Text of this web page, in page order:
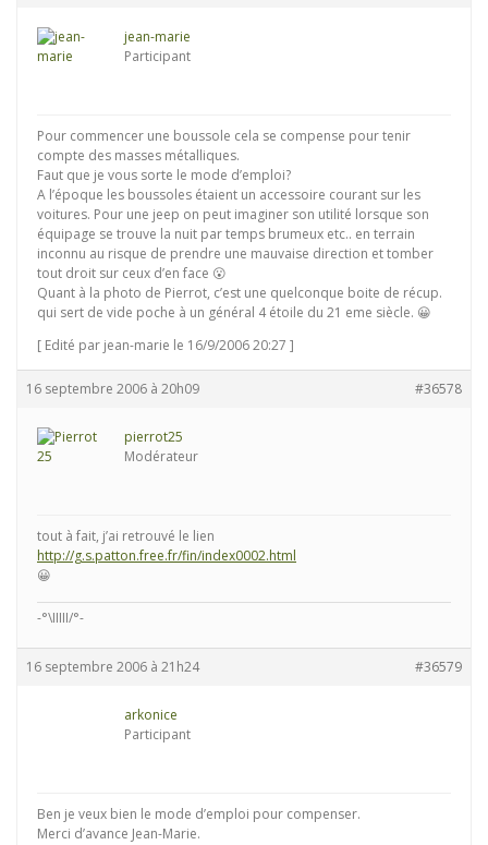
jean-marie
Participant
Pour commencer une boussole cela se compense pour tenir
compte des masses métalliques.
Faut que je vous sorte le mode d’emploi?
A l’époque les boussoles étaient un accessoire courant sur les
voitures. Pour une jeep on peut imaginer son utilité lorsque son
équipage se trouve la nuit par temps brumeux etc.. en terrain
inconnu au risque de prendre une mauvaise direction et tomber
tout droit sur ceux d’en face 😮
Quant à la photo de Pierrot, c’est une quelconque boite de récup.
qui sert de vide poche à un général 4 étoile du 21 eme siècle. 😀
[ Edité par jean-marie le 16/9/2006 20:27 ]
16 septembre 2006 à 20h09 #36578
pierrot25
Modérateur
tout à fait, j’ai retrouvé le lien
http://g.s.patton.free.fr/fin/index0002.html
😀
-°\IIIII/°-
16 septembre 2006 à 21h24 #36579
arkonice
Participant
Ben je veux bien le mode d’emploi pour compenser.
Merci d’avance Jean-Marie.